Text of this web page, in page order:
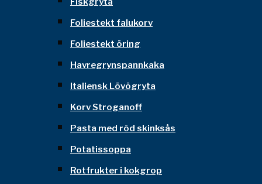
Foliestekt falukorv
Foliestekt öring
Havregrynspannkaka
Italiensk Lövögryta
Korv Stroganoff
Pasta med röd skinksås
Potatissoppa
Rotfrukter i kokgrop